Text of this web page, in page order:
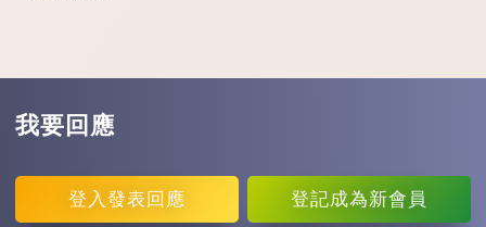
我要回應
登入 發表回應 登記成為新會員